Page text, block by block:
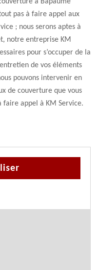
pas à faire appel aux
; nous serons aptes à
notre entreprise KM
pour s’occuper de la
de vos éléments
pouvons intervenir en
de couverture que vous
faire appel à KM Service.